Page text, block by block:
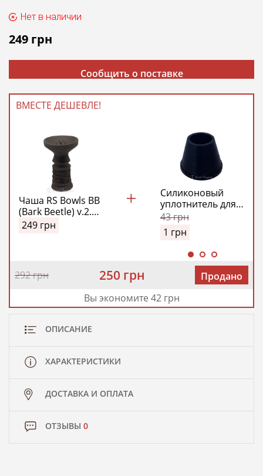
Нет в наличии
249 грн
Сообщить о поставке
ВМЕСТЕ ДЕШЕВЛЕ!
Чаша RS Bowls BB
(Bark Beetle) v.2.0
Maxi
249 грн
Силиконовый
уплотнитель для
чаши
43грн
1 грн
292 грн 250 грн
Продано
Вы экономите 42 грн
ОПИСАНИЕ
ХАРАКТЕРИСТИКИ
ДОСТАВКА И ОПЛАТА
ОТЗЫВЫ 0